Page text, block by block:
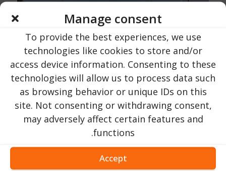
Manage consent
To provide the best experiences, we use
technologies like cookies to store and/or
access device information. Consenting to these
technologies will allow us to process data such
as browsing behavior or unique IDs on this
site. Not consenting or withdrawing consent,
may adversely affect certain features and
functions.
Accept